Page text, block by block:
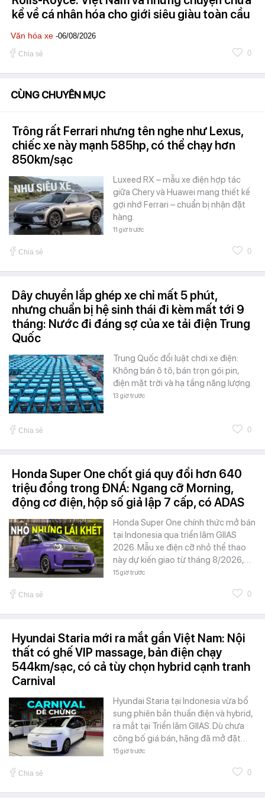
kể về cá nhân hóa cho giới siêu giàu toàn cầu
Văn hóa xe -06/08/2026
Chia sẻ 0
CÙNG CHUYÊN MỤC
Trông rất Ferrari nhưng tên nghe như Lexus,
chiếc xe này mạnh 585hp, có thể chạy hơn
850km/sạc
Luxeed RX – mẫu xe điện hợp tác
giữa Chery và Huawei mang thiết kế
gợi nhớ Ferrari – chuẩn bị nhận đặt
hàng.
11 giờ trước
Chia sẻ 0
Dây chuyền lắp ghép xe chỉ mất 5 phút,
nhưng chuẩn bị hệ sinh thái đi kèm mất tới 9
tháng: Nước đi đáng sợ của xe tải điện Trung
Quốc
Trung Quốc đổi luật chơi xe điện:
Không bán ô tô, bán trọn gói pin,
điện mặt trời và hạ tầng năng lượng.
13 giờ trước
Chia sẻ 0
Honda Super One chốt giá quy đổi hơn 640
triệu đồng trong ĐNÁ: Ngang cỡ Morning,
động cơ điện, hộp số giả lập 7 cấp, có ADAS
Honda Super One chính thức mở bán
tại Indonesia qua triển lãm GIIAS
2026. Mẫu xe điện cỡ nhỏ thể thao
này dự kiến giao từ tháng 8/2026,…
15 giờ trước
Chia sẻ 0
Hyundai Staria mới ra mắt gần Việt Nam: Nội
thất có ghế VIP massage, bản điện chạy
544km/sạc, có cả tùy chọn hybrid cạnh tranh
Carnival
Hyundai Staria tại Indonesia vừa bổ
sung phiên bản thuần điện và hybrid,
ra mắt tại Triển lãm GIIAS. Dù chưa
công bố giá bán, hãng đã mở đặt…
15 giờ trước
Chia sẻ 0